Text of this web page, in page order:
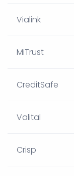
Vialink
MiTrust
CreditSafe
Valital
Crisp